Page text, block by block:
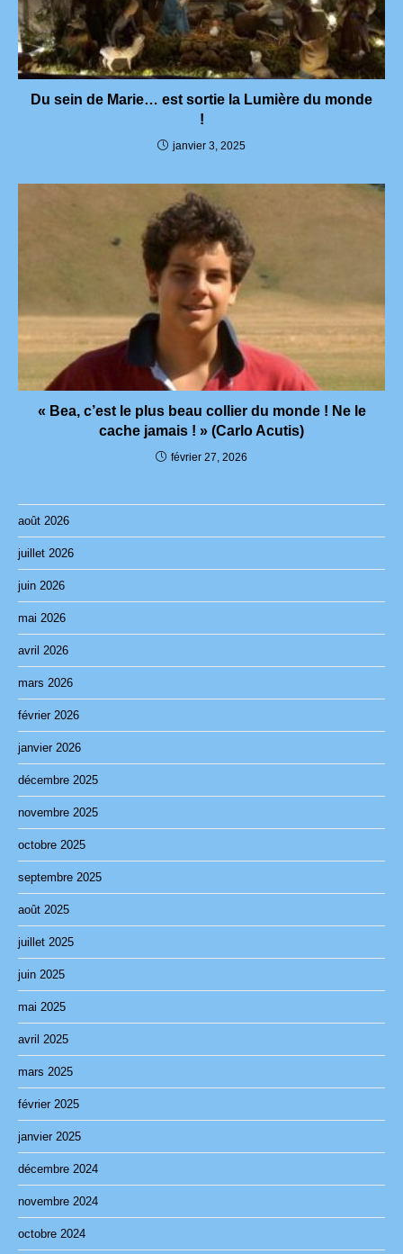
Du sein de Marie… est sortie la Lumière du monde
!
janvier 3, 2025
« Bea, c’est le plus beau collier du monde ! Ne le
cache jamais ! » (Carlo Acutis)
février 27, 2026
août 2026
juillet 2026
juin 2026
mai 2026
avril 2026
mars 2026
février 2026
janvier 2026
décembre 2025
novembre 2025
octobre 2025
septembre 2025
août 2025
juillet 2025
juin 2025
mai 2025
avril 2025
mars 2025
février 2025
janvier 2025
décembre 2024
novembre 2024
octobre 2024